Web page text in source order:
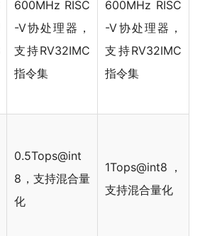
600MHz RISC
-V协处理器，
支持RV32IMC
指令集
600MHz RISC
-V协处理器，
支持RV32IMC
指令集
0.5Tops@int
8，支持混合量
化
1Tops@int8，
支持混合量化